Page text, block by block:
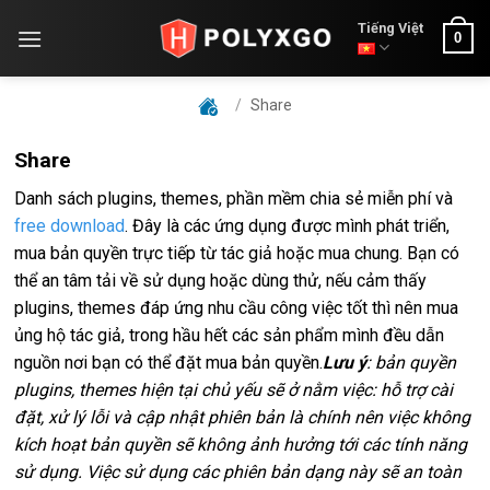
Tiếng Việt
0
/ Share
Share
Danh sách plugins, themes, phần mềm chia sẻ miễn phí và
free download. Đây là các ứng dụng được mình phát triển,
mua bản quyền trực tiếp từ tác giả hoặc mua chung. Bạn có
thể an tâm tải về sử dụng hoặc dùng thử, nếu cảm thấy
plugins, themes đáp ứng nhu cầu công việc tốt thì nên mua
ủng hộ tác giả, trong hầu hết các sản phẩm mình đều dẫn
nguồn nơi bạn có thể đặt mua bản quyền.Lưu ý: bản quyền
plugins, themes hiện tại chủ yếu sẽ ở nằm việc: hỗ trợ cài
đặt, xử lý lỗi và cập nhật phiên bản là chính nên việc không
kích hoạt bản quyền sẽ không ảnh hưởng tới các tính năng
sử dụng. Việc sử dụng các phiên bản dạng này sẽ an toàn